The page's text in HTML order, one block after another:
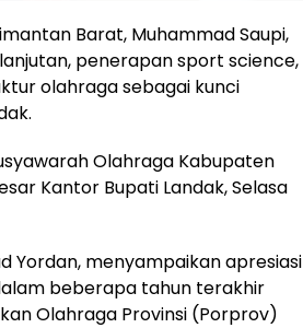
Barat, Muhammad Saupi,
penerapan sport science,
olahraga sebagai kunci
Olahraga Kabupaten
Kantor Bupati Landak, Selasa
Yordan, menyampaikan apresiasi
beberapa tahun terakhir
Olahraga Provinsi (Porprov)